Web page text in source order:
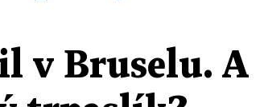
v Bruselu. A